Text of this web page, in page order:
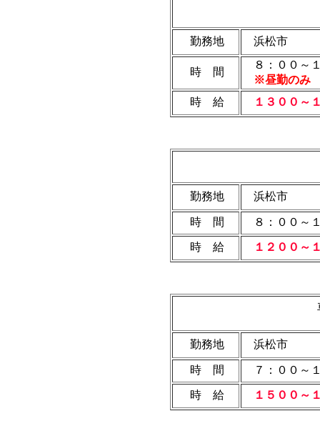
勤務地 浜松市
時 間
８：００～
※昼勤のみ
時 給
１３００～
勤務地 浜松市
時 間 ８：００～
時 給 １２００～
勤務地 浜松市
時 間 ７：００～
時 給 １５００～